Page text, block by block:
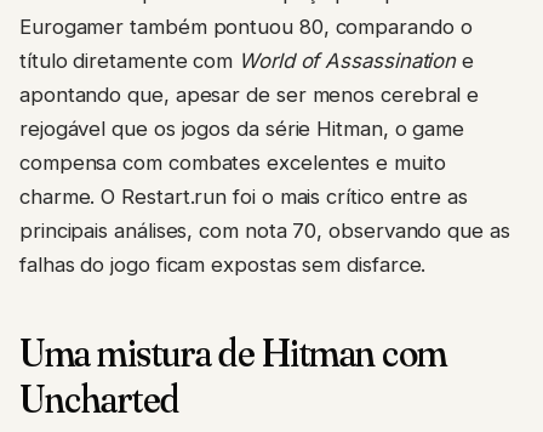
Eurogamer também pontuou 80, comparando o
título diretamente com World of Assassinatione
apontando que, apesar de ser menos cerebral e
rejogável que os jogos da série Hitman, o game
compensa com combates excelentes e muito
charme. O Restart.run foi o mais crítico entre as
principais análises, com nota 70, observando que as
falhas do jogo ficam expostas sem disfarce.
Uma mistura de Hitman com
Uncharted